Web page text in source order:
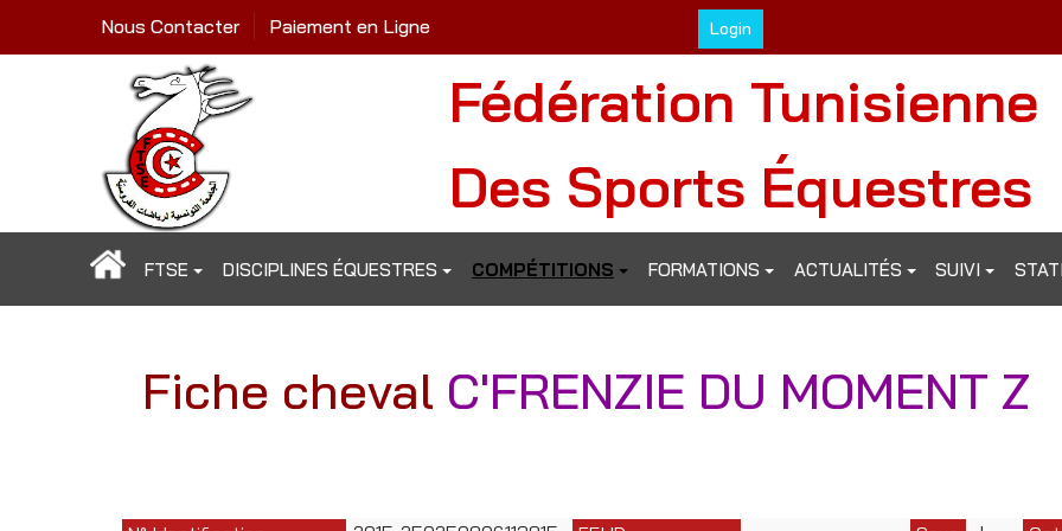
Login
Nous Contacter Paiement en Ligne
Fédération Tunisienne
Des Sports Équestres
FTSE DISCIPLINES ÉQUESTRES COMPÉTITIONS FORMATIONS ACTUALITÉS SUIVI
Fiche cheval C'FRENZIE DU MOMENT Z